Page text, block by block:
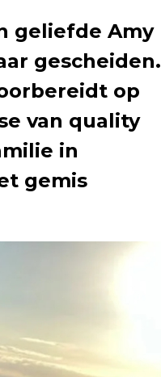
geliefde Amy
gescheiden.
op
van quality
in
gemis